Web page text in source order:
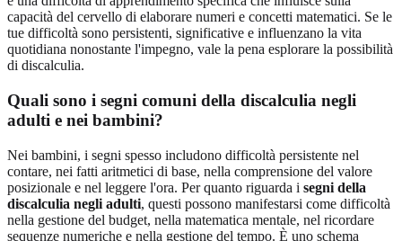
capacità del cervello di elaborare numeri e concetti matematici. Se le
tue difficoltà sono persistenti, significative e influenzano la vita
quotidiana nonostante l'impegno, vale la pena esplorare la possibilità
di discalculia.
Quali sono i segni comuni della discalculia negli
adulti e nei bambini?
Nei bambini, i segni spesso includono difficoltà persistente nel
contare, nei fatti aritmetici di base, nella comprensione del valore
posizionale e nel leggere l'ora. Per quanto riguarda i segni della
discalculia negli adulti, questi possono manifestarsi come difficoltà
nella gestione del budget, nella matematica mentale, nel ricordare
sequenze numeriche e nella gestione del tempo. È uno schema